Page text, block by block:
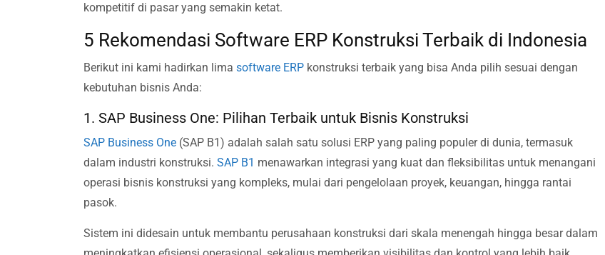
kompetitif di pasar yang semakin ketat.
5 Rekomendasi Software ERP Konstruksi Terbaik di Indonesia
Berikut ini kami hadirkan lima software ERP konstruksi terbaik yang bisa Anda pilih sesuai dengan
kebutuhan bisnis Anda:
1. SAP Business One: Pilihan Terbaik untuk Bisnis Konstruksi
SAP Business One (SAP B1) adalah salah satu solusi ERP yang paling populer di dunia, termasuk
dalam industri konstruksi. SAP B1 menawarkan integrasi yang kuat dan fleksibilitas untuk menangani
operasi bisnis konstruksi yang kompleks, mulai dari pengelolaan proyek, keuangan, hingga rantai
pasok.
Sistem ini didesain untuk membantu perusahaan konstruksi dari skala menengah hingga besar dalam